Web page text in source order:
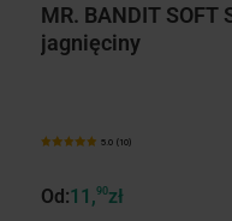
MR. BANDIT SOFT
jagnięciny
5.0 (10)
Od:11,90zł